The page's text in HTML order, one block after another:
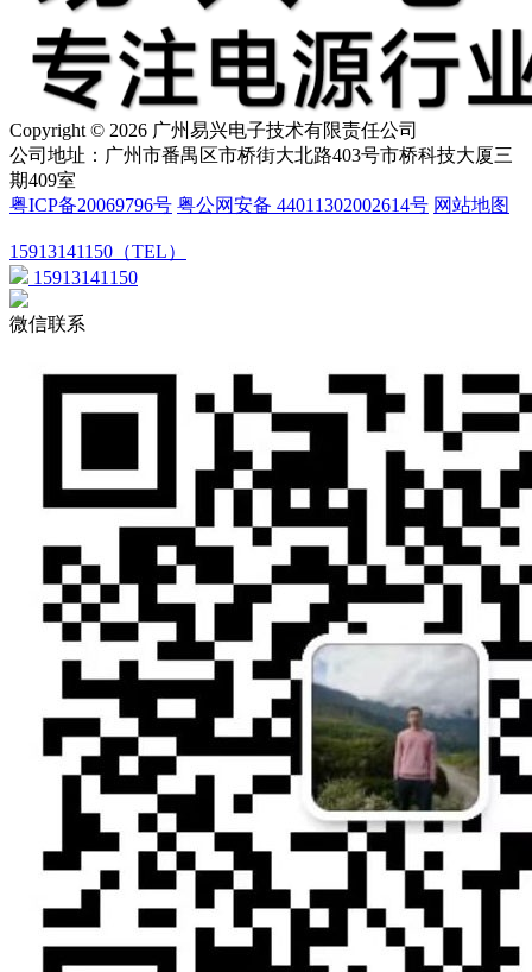
Copyright © 2026 广州易兴电子技术有限责任公司
公司地址：广州市番禺区市桥街大北路403号市桥科技大厦三
期409室
粤ICP备20069796号 粤公网安备 44011302002614号 网站地图
15913141150（TEL）
15913141150
微信联系